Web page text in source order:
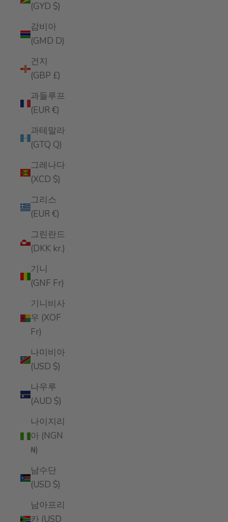
(GYD $)
감비아
(GMD D)
건지
(GBP £)
과들루프
(EUR €)
과테말라
(GTQ Q)
그레나다
(XCD $)
그리스
(EUR €)
그린란드
(DKK kr.)
기니
(GNF Fr)
기니비사
우 (XOF
Fr)
나미비아
(USD $)
나우루
(AUD $)
나이지리
아 (NGN
₦)
남수단
(USD $)
남아프리
카 (USD